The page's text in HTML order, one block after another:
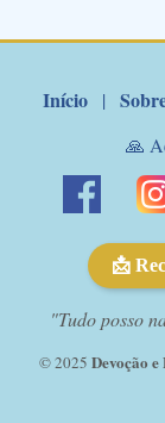
Início |
🙏
📩
"Tudo posso
© 2025 Devoção